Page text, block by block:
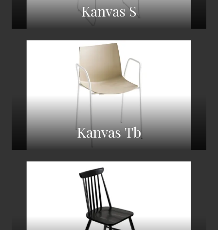
Kanvas S
Kanvas Tb